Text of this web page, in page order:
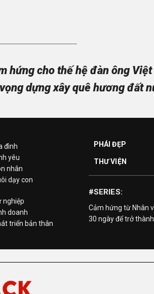
hứng cho thế hệ đàn ông
dựng xây quê hương đất
đình
yêu
nhân
dạy con
nghiệp
doanh
triển bản thân
PHÁI ĐẸP
THƯ VIỆN
#SERIES:
Cảm hứng từ Nhân
30 ngày để trở